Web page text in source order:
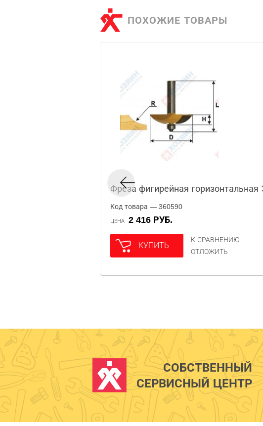
ПОХОЖИЕ ТОВАРЫ
Фреза фигирейная горизонтальная
Код товара — 360590
ЦЕНА 2 416 РУБ.
КУПИТЬ
К СРАВНЕНИЮ
ОТЛОЖИТЬ
СОБСТВЕННЫЙ
СЕРВИСНЫЙ ЦЕНТР